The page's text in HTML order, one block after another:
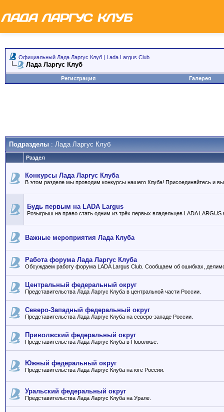
Официальный Лада Ларгус Клуб | Lada Largus Club
Лада Ларгус Клуб
Регистрация Галерея
Подразделы : Лада Ларгус Клуб
Раздел
Конкурсы Лада Ларгус Клуба
В этом разделе мы проводим конкурсы нашего Клуба! Присоединяйтесь и
Будь первым на LADA Largus
Розыгрыш на право стать одним из трёх первых владельцев LADA LARGUS
Важные мероприятия Лада Клуба
Работа форума Лада Ларгус Клуба
Обсуждаем работу форума LADA Largus Club. Сообщаем об ошибках,
Центральный федеральный округ
Представительства Лада Ларгус Клуба в центральной части России.
Северо-Западный федеральный округ
Представительства Лада Ларгус Клуба на северо-западе России.
Приволжский федеральный округ
Представительства Лада Ларгус Клуба в Поволжье.
Южный федеральный округ
Представительства Лада Ларгус Клуба на юге России.
Уральский федеральный округ
Представительства Лада Ларгус Клуба на Урале.